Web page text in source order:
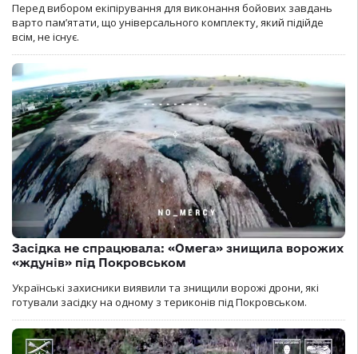
Перед вибором екіпірування для виконання бойових завдань
варто пам’ятати, що універсального комплекту, який підійде
всім, не існує.
Засідка не спрацювала: «Омега» знищила ворожих
«ждунів» під Покровськом
Українські захисники виявили та знищили ворожі дрони, які
готували засідку на одному з териконів під Покровськом.